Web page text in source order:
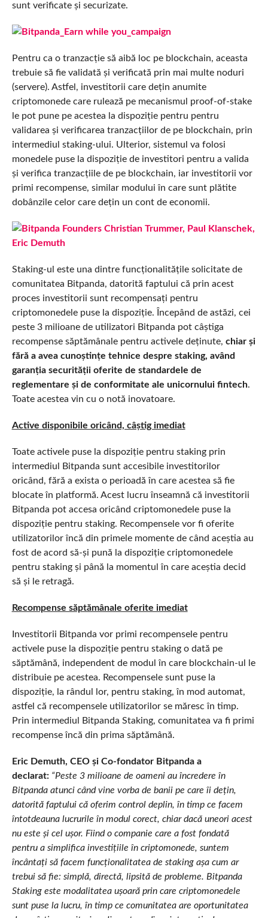
sunt verificate și securizate.
Pentru ca o tranzacție să aibă loc pe blockchain, aceasta
trebuie să fie validată și verificată prin mai multe noduri
(servere). Astfel, investitorii care dețin anumite
criptomonede care rulează pe mecanismul proof-of-stake
le pot pune pe acestea la dispoziție pentru pentru
validarea și verificarea tranzacțiilor de pe blockchain, prin
intermediul staking-ului. Ulterior, sistemul va folosi
monedele puse la dispoziție de investitori pentru a valida
și verifica tranzacțiile de pe blockchain, iar investitorii vor
primi recompense, similar modului în care sunt plătite
dobânzile celor care dețin un cont de economii.
Staking-ul este una dintre funcționalitățile solicitate de
comunitatea Bitpanda, datorită faptului că prin acest
proces investitorii sunt recompensați pentru
criptomonedele puse la dispoziție. Începând de astăzi, cei
peste 3 milioane de utilizatori Bitpanda pot câștiga
recompense săptămânale pentru activele deținute, chiar și
fără a avea cunoștințe tehnice despre staking, având
garanția securității oferite de standardele de
reglementare și de conformitate ale unicornului fintech.
Toate acestea vin cu o notă inovatoare.
Active disponibile oricând, câștig imediat
Toate activele puse la dispoziție pentru staking prin
intermediul Bitpanda sunt accesibile investitorilor
oricând, fără a exista o perioadă în care acestea să fie
blocate în platformă. Acest lucru înseamnă că investitorii
Bitpanda pot accesa oricând criptomonedele puse la
dispoziție pentru staking. Recompensele vor fi oferite
utilizatorilor încă din primele momente de când aceștia au
fost de acord să-și pună la dispoziție criptomonedele
pentru staking și până la momentul în care aceștia decid
să și le retragă.
Recompense săptămânale oferite imediat
Investitorii Bitpanda vor primi recompensele pentru
activele puse la dispoziție pentru staking o dată pe
săptămână, independent de modul în care blockchain-ul le
distribuie pe acestea. Recompensele sunt puse la
dispoziție, la rândul lor, pentru staking, în mod automat,
astfel că recompensele utilizatorilor se măresc în timp.
Prin intermediul Bitpanda Staking, comunitatea va fi primi
recompense încă din prima săptămână.
Eric Demuth, CEO și Co-fondator Bitpanda a
declarat: “Peste 3 milioane de oameni au încredere în
Bitpanda atunci când vine vorba de banii pe care îi dețin,
datorită faptului că oferim control deplin, în timp ce facem
întotdeauna lucrurile în modul corect, chiar dacă uneori acest
nu este și cel ușor. Fiind o companie care a fost fondată
pentru a simplifica investițiile în criptomonede, suntem
încântați să facem funcționalitatea de staking așa cum ar
trebui să fie: simplă, directă, lipsită de probleme. Bitpanda
Staking este modalitatea ușoară prin care criptomonedele
sunt puse la lucru, în timp ce comunitatea are oportunitatea